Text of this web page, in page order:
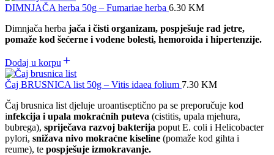
DIMNJAČA herba 50g – Fumariae herba 6.30 KM
Dimnjača herba jača i čisti organizam, pospješuje rad jetre,
pomaže kod šećerne i vodene bolesti, hemoroida i hipertenzije.
Dodaj u korpu
Čaj BRUSNICA list 50g – Vitis idaea folium 7.30 KM
Čaj brusnica list djeluje uroantiseptično pa se preporučuje kod
infekcija i upala mokraćnih puteva (cistitis, upala mjehura,
bubrega), spriječava razvoj bakterija poput E. coli i Helicobacter
pylori, snižava nivo mokraćne kiseline (pomaže kod gihta i
reume), te pospješuje izmokravanje.